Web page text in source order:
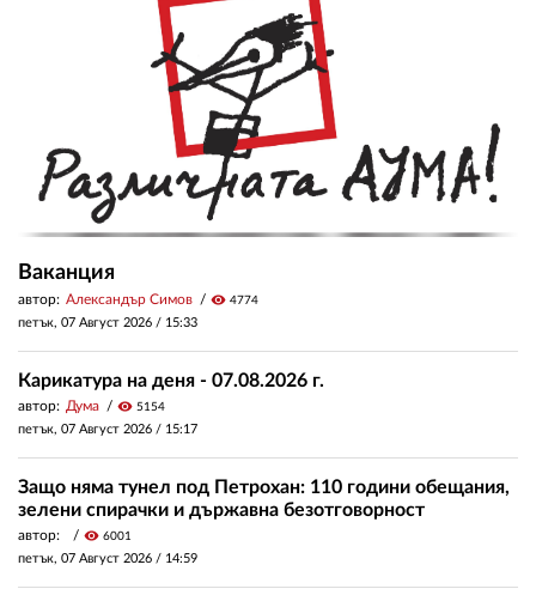
Ваканция
автор: Александър Симов visibility 4774
петък, 07 Август 2026 / 15:33
Карикатура на деня - 07.08.2026 г.
автор: Дума visibility 5154
петък, 07 Август 2026 / 15:17
Защо няма тунел под Петрохан: 110 години обещания,
зелени спирачки и държавна безотговорност
автор: visibility 6001
петък, 07 Август 2026 / 14:59